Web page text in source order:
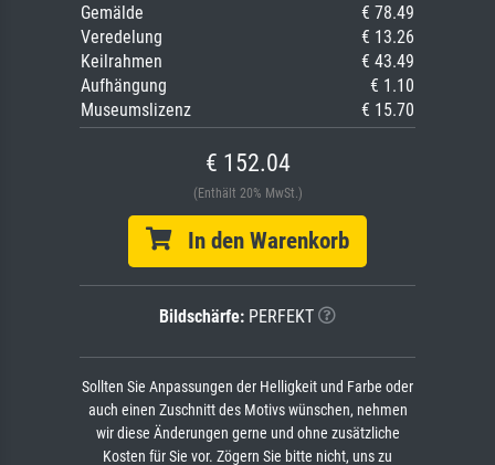
Gemälde
€ 78.49
Veredelung
€ 13.26
Keilrahmen
€ 43.49
Aufhängung
€ 1.10
Museumslizenz
€ 15.70
€ 152.04
(Enthält 20% MwSt.)
In den Warenkorb
Bildschärfe: PERFEKT
Sollten Sie Anpassungen der Helligkeit und Farbe oder
auch einen Zuschnitt des Motivs wünschen, nehmen
wir diese Änderungen gerne und ohne zusätzliche
Kosten für Sie vor. Zögern Sie bitte nicht, uns zu